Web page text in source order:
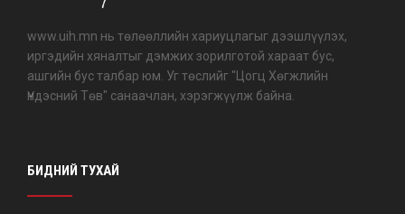
www.uih.mn нь төлөөллийн хариуцлагыг дээшлүүлэх,
иргэдийн хяналтыг дэмжих зорилготой хараат бус,
ашгийн бус талбар юм. Уг төслийг "Цогц Хөгжлийн
Үндэсний Төв" санаачлан, хэрэгжүүлж байна.
БИДНИЙ ТУХАЙ